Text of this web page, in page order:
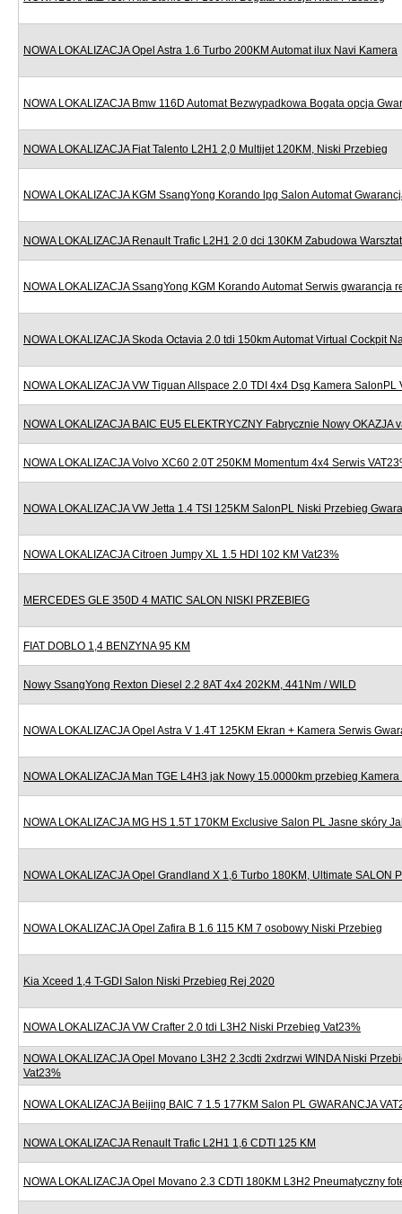
NOWA LOKALIZACJA Opel Astra 1.6 Turbo 200KM Automat ilux Navi Kamera
NOWA LOKALIZACJA Bmw 116D Automat Bezwypadkowa Bogata opcja
NOWA LOKALIZACJA Fiat Talento L2H1 2,0 Multijet 120KM, Niski Przebieg
NOWA LOKALIZACJA KGM SsangYong Korando lpg Salon Automat
NOWA LOKALIZACJA Renault Trafic L2H1 2.0 dci 130KM Zabudowa
NOWA LOKALIZACJA SsangYong KGM Korando Automat Serwis gwarancja
NOWA LOKALIZACJA Skoda Octavia 2.0 tdi 150km Automat Virtual Cockpit
NOWA LOKALIZACJA VW Tiguan Allspace 2.0 TDI 4x4 Dsg Kamera SalonPL
NOWA LOKALIZACJA BAIC EU5 ELEKTRYCZNY Fabrycznie Nowy OKAZJA
NOWA LOKALIZACJA Volvo XC60 2.0T 250KM Momentum 4x4 Serwis
NOWA LOKALIZACJA VW Jetta 1.4 TSI 125KM SalonPL Niski Przebieg
NOWA LOKALIZACJA Citroen Jumpy XL 1.5 HDI 102 KM Vat23%
MERCEDES GLE 350D 4 MATIC SALON NISKI PRZEBIEG
FIAT DOBLO 1,4 BENZYNA 95 KM
Nowy SsangYong Rexton Diesel 2.2 8AT 4x4 202KM, 441Nm / WILD
NOWA LOKALIZACJA Opel Astra V 1.4T 125KM Ekran + Kamera Serwis
NOWA LOKALIZACJA Man TGE L4H3 jak Nowy 15.0000km przebieg Kamera
NOWA LOKALIZACJA MG HS 1.5T 170KM Exclusive Salon PL Jasne skóry
NOWA LOKALIZACJA Opel Grandland X 1,6 Turbo 180KM, Ultimate SALON
NOWA LOKALIZACJA Opel Zafira B 1.6 115 KM 7 osobowy Niski Przebieg
Kia Xceed 1,4 T-GDI Salon Niski Przebieg Rej 2020
NOWA LOKALIZACJA VW Crafter 2.0 tdi L3H2 Niski Przebieg Vat23%
NOWA LOKALIZACJA Opel Movano L3H2 2.3cdti 2xdrzwi WINDA Niski
Vat23%
NOWA LOKALIZACJA Beijing BAIC 7 1.5 177KM Salon PL GWARANCJA
NOWA LOKALIZACJA Renault Trafic L2H1 1,6 CDTI 125 KM
NOWA LOKALIZACJA Opel Movano 2.3 CDTI 180KM L3H2 Pneumatyczny